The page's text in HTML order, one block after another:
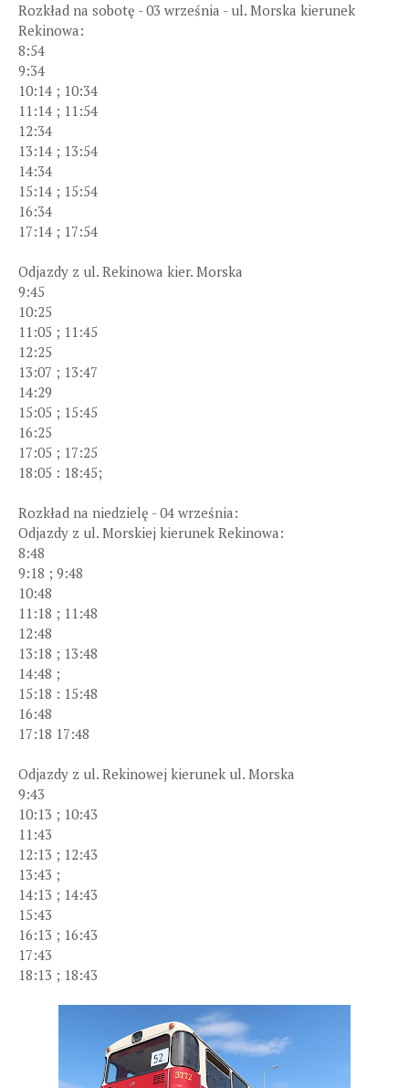
Rozkład na sobotę - 03 września - ul. Morska kierunek
Rekinowa:
8:54
9:34
10:14 ; 10:34
11:14 ; 11:54
12:34
13:14 ; 13:54
14:34
15:14 ; 15:54
16:34
17:14 ; 17:54
Odjazdy z ul. Rekinowa kier. Morska
9:45
10:25
11:05 ; 11:45
12:25
13:07 ; 13:47
14:29
15:05 ; 15:45
16:25
17:05 ; 17:25
18:05 : 18:45;
Rozkład na niedzielę - 04 września:
Odjazdy z ul. Morskiej kierunek Rekinowa:
8:48
9:18 ; 9:48
10:48
11:18 ; 11:48
12:48
13:18 ; 13:48
14:48 ;
15:18 : 15:48
16:48
17:18 17:48
Odjazdy z ul. Rekinowej kierunek ul. Morska
9:43
10:13 ; 10:43
11:43
12:13 ; 12:43
13:43 ;
14:13 ; 14:43
15:43
16:13 ; 16:43
17:43
18:13 ; 18:43